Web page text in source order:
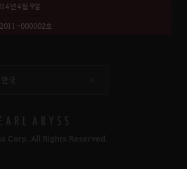
년 4월 9일
000002호
한국
Corp. All Rights Reserved.